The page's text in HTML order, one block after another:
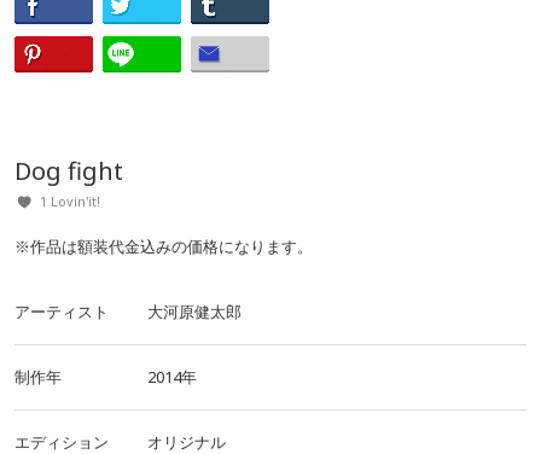
Dog fight
1 Lovin'it!
※作品は額装代金込みの価格になります。
アーティスト 大河原健太郎
制作年 2014年
エディション オリジナル